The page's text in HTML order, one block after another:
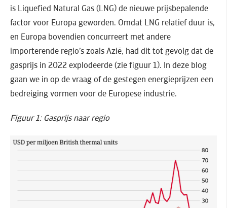
is Liquefied Natural Gas (LNG) de nieuwe prijsbepalende
factor voor Europa geworden. Omdat LNG relatief duur is,
en Europa bovendien concurreert met andere
importerende regio’s zoals Azië, had dit tot gevolg dat de
gasprijs in 2022 explodeerde (zie figuur 1). In deze blog
gaan we in op de vraag of de gestegen energieprijzen een
bedreiging vormen voor de Europese industrie.
Figuur 1: Gasprijs naar regio